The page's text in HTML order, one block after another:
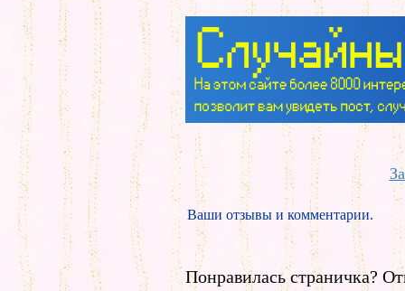
Ваши отзывы и комментарии.
Понравилась страничка?